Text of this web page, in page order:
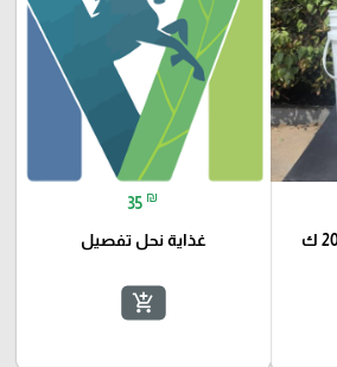
35 ₪
غذاية نحل تفصيل
add_shopping_cart